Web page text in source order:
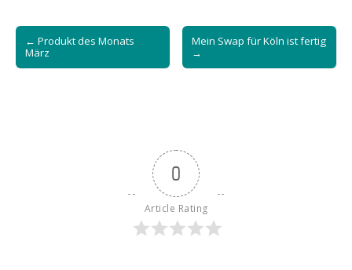
Post
navigation
← Produkt des Monats
März
Mein Swap für Köln ist fertig
→
0
Article Rating